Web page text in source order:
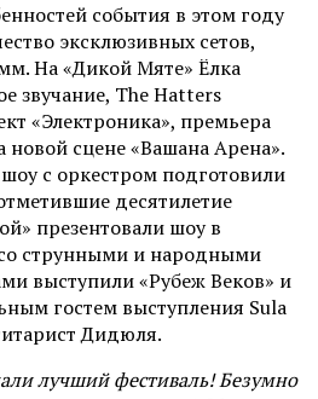
события в этом году
эксклюзивных сетов,
На «Дикой Мяте» Ёлка
звучание, The Hatters
«Электроника», премьера
новой сцене «Вашана Арена».
с оркестром подготовили
десятилетие
презентовали шоу в
струнными и народными
выступили «Рубеж Веков» и
гостем выступления Sula
Дидюля.
лучший фестиваль! Безумно